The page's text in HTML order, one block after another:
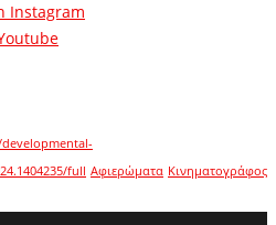
Instagram
full Αφιερώματα Κινηματογράφος